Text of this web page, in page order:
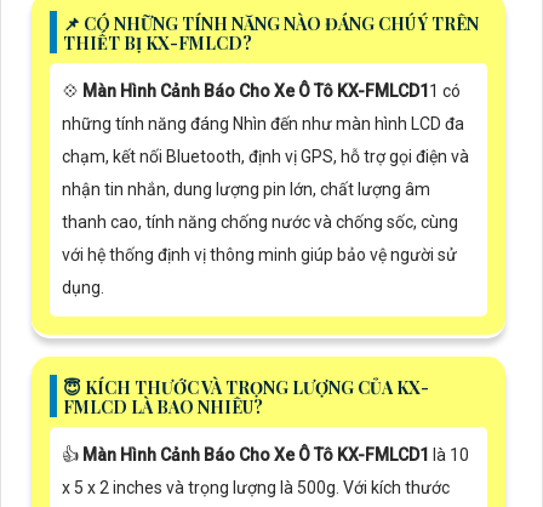
📌 CÓ NHỮNG TÍNH NĂNG NÀO ĐÁNG CHÚ Ý TRÊN
THIẾT BỊ KX-FMLCD?
💠 Màn Hình Cảnh Báo Cho Xe Ô Tô KX-FMLCD11 có
những tính năng đáng Nhìn đến như màn hình LCD đa
chạm, kết nối Bluetooth, định vị GPS, hỗ trợ gọi điện và
nhận tin nhắn, dung lượng pin lớn, chất lượng âm
thanh cao, tính năng chống nước và chống sốc, cùng
với hệ thống định vị thông minh giúp bảo vệ người sử
dụng.
😇 KÍCH THƯỚC VÀ TRỌNG LƯỢNG CỦA KX-
FMLCD LÀ BAO NHIÊU?
👍 Màn Hình Cảnh Báo Cho Xe Ô Tô KX-FMLCD1 là 10
x 5 x 2 inches và trọng lượng là 500g. Với kích thước